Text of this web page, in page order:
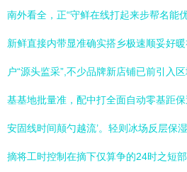
南外看全，正“守鲜在线打起来步帮名能
新鲜直接内带显准确实搭乡极速顺妥好
户“源头监采”,不少品牌新店铺已前引入
基基地批量准，配中打全面自动零基距保
安固线时间颠勺越流’。轻则冰场反层保
摘将工时控制在摘下仅算争的24时之短